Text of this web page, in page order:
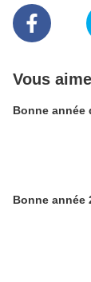
Vous
Bonne année
Bonne année